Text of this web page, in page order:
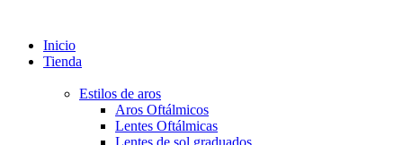
Inicio
Tienda
Estilos de aros
Aros Oftálmicos
Lentes Oftálmicas
Lentes de sol graduados